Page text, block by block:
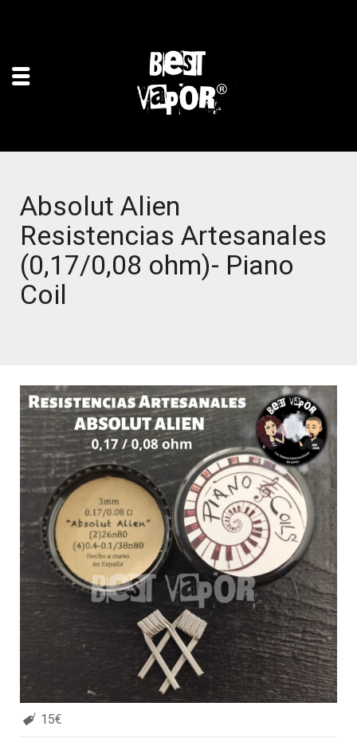
Absolut Alien
Resistencias Artesanales
(0,17/0,08 ohm)- Piano
Coil
15€